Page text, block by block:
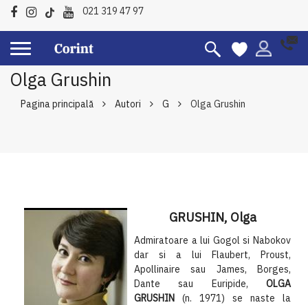
021 319 47 97
Olga Grushin
Pagina principală Autori G Olga Grushin
GRUSHIN, Olga
Admiratoare a lui Gogol si Nabokov
dar si a lui Flaubert, Proust,
Apollinaire sau James, Borges,
Dante sau Euripide, OLGA
GRUSHIN (n. 1971) se naste la